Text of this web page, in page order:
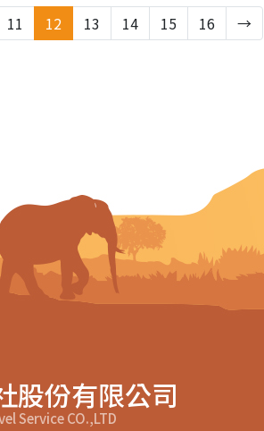
11 12 13 14 15 16 →
股份有限公司
Service CO.,LTD